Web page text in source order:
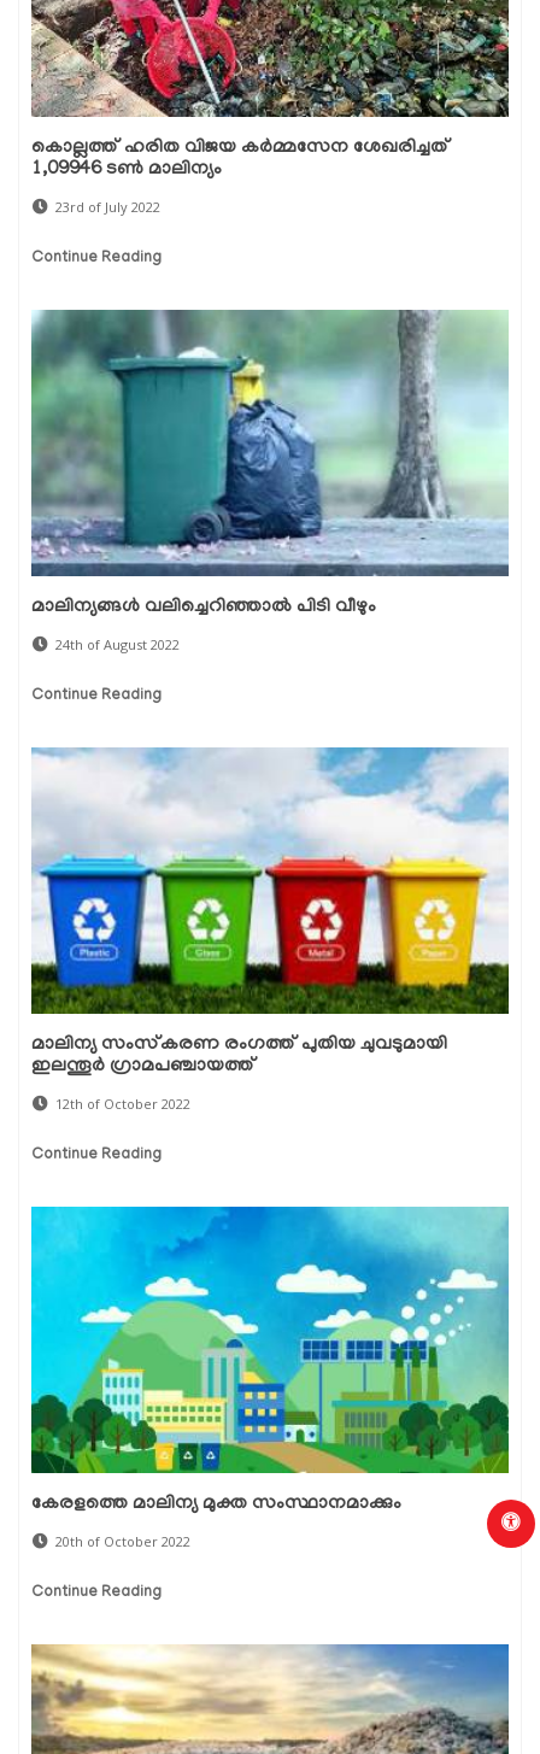
കൊല്ലത്ത് ഹരിത വിജയ കര്‍മ്മസേന ശേഖരിച്ചത്
1,09946 ടണ്‍ മാലിന്യം
23rd of July 2022
Continue Reading
മാലിന്യങ്ങള്‍ വലിച്ചെറിഞ്ഞാല്‍ പിടി വീഴും
24th of August 2022
Continue Reading
മാലിന്യ സംസ്‌കരണ രംഗത്ത് പുതിയ ചുവടുമായി
ഇലന്തൂര്‍ ഗ്രാമപഞ്ചായത്ത്
12th of October 2022
Continue Reading
കേരളത്തെ മാലിന്യ മുക്ത സംസ്ഥാനമാക്കും
20th of October 2022
Continue Reading